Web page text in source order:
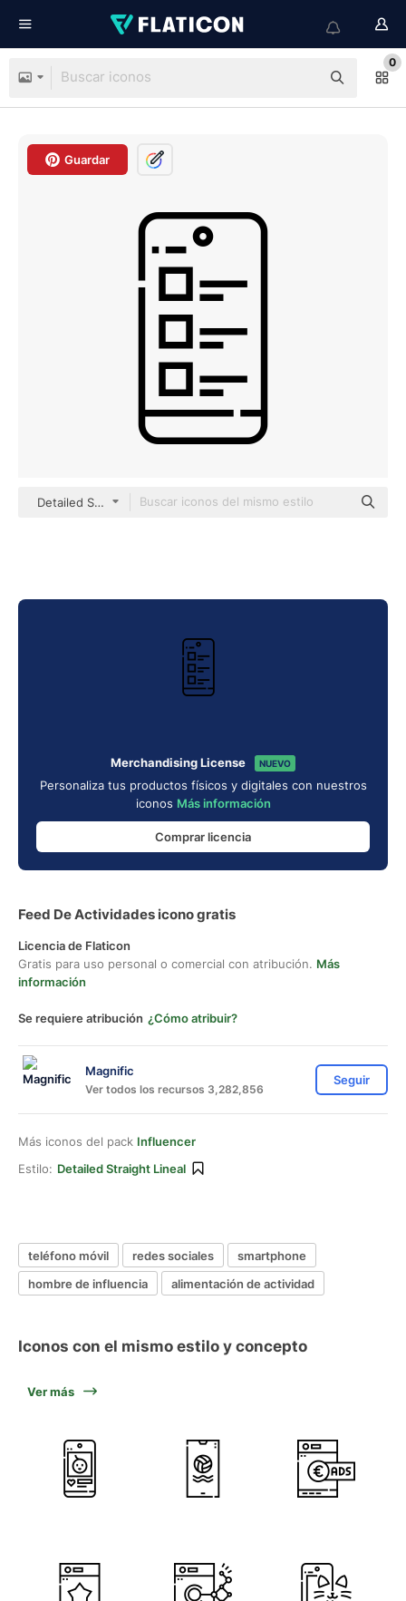
0
Guardar
Detailed Straight Lineal
Merchandising License NUEVO
Personaliza tus productos físicos y digitales con nuestros
iconos Más información
Comprar licencia
Feed De Actividades icono gratis
Licencia de Flaticon
Gratis para uso personal o comercial con atribución. Más
información
Se requiere atribución ¿Cómo atribuir?
Magnific
Ver todos los recursos 3,282,856
Seguir
Más iconos del pack Influencer
Estilo: Detailed Straight Lineal
teléfono móvil redes sociales
smartphone
hombre de influencia
alimentación de actividad
Iconos con el mismo estilo y concepto
Ver más